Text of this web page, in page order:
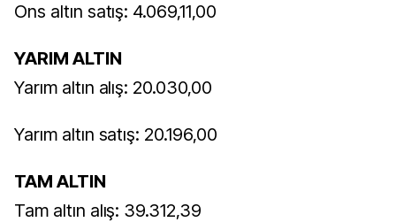
Ons altın satış: 4.069,11,00
YARIM ALTIN
Yarım altın alış: 20.030,00
Yarım altın satış: 20.196,00
TAM ALTIN
Tam altın alış: 39.312,39